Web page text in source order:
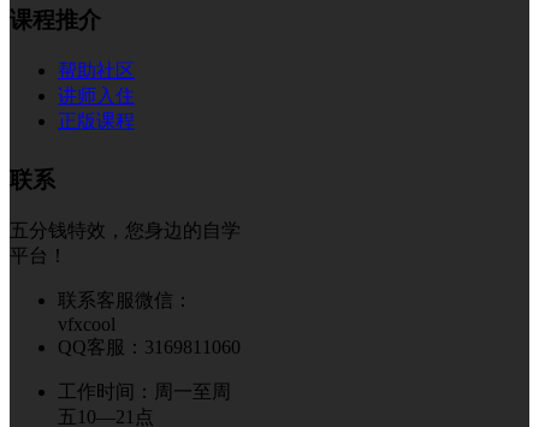
课程推介
帮助社区
讲师入住
正版课程
联系
五分钱特效，您身边的自学
平台！
联系客服微信：
vfxcool
QQ客服：3169811060
工作时间：周一至周
五10—21点